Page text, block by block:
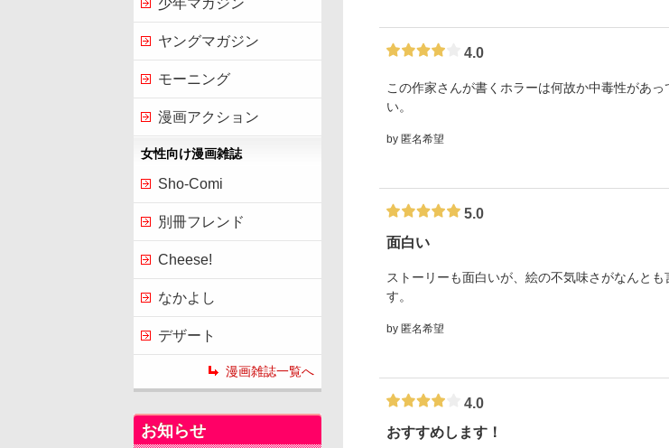
4.0
この作家さんが書くホラーは何故か中毒性があ
い。
by 匿名希望
5.0
面白い
ストーリーも面白いが、絵の不気味さがなんと
す。
by 匿名希望
4.0
おすすめします！
少年マガジン
ヤングマガジン
モーニング
漫画アクション
女性向け漫画雑誌
Sho-Comi
別冊フレンド
Cheese!
なかよし
デザート
漫画雑誌一覧へ
お知らせ